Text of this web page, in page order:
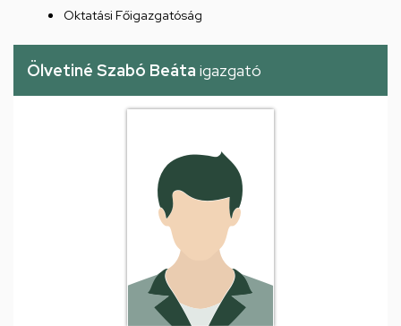
Oktatási Főigazgatóság
Ölvetiné Szabó Beáta igazgató